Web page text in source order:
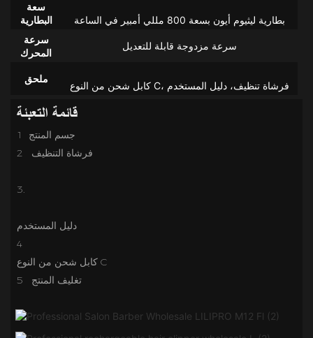
سعة
البطارية
سرعة
المحرك
سرعة مزدوجة قابلة للتعديل
ملحق
قائمة التعبئة
1 جسم المنتج
2
فرشاة التنظيف
دليل المستخدم
4
كابل شحن من النوع C
5
تغليف المنتج